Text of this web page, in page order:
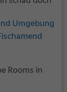
Umgebung
Rooms in